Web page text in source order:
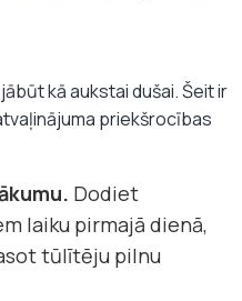
kā aukstai dušai. Šeit ir
priekšrocības
Dodiet
laiku pirmajā dienā,
tūlītēju pilnu